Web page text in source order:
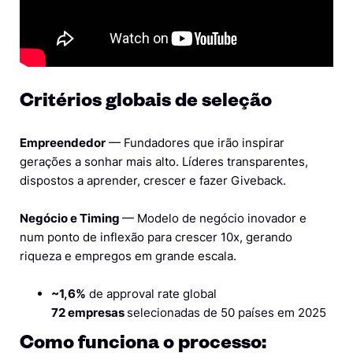
Critérios globais de seleção
Empreendedor — Fundadores que irão inspirar
gerações a sonhar mais alto. Líderes transparentes,
dispostos a aprender, crescer e fazer Giveback.
Negócio e Timing — Modelo de negócio inovador e
num ponto de inflexão para crescer 10x, gerando
riqueza e empregos em grande escala.
~1,6% de approval rate global
72 empresas selecionadas de 50 países em 2025
Como funciona o processo: